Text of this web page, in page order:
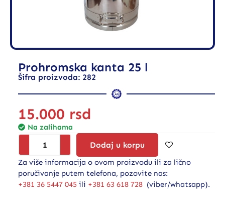
Prohromska kanta 25 l
Šifra proizvoda: 282
Za više informacija o ovom proizvodu ili za lično
poručivanje putem telefona, pozovite nas:
+381 36 5447 045 ili +381 63 618 728 (viber/whatsapp).
15.000 rsd
Na zalihama
Dodaj u korpu